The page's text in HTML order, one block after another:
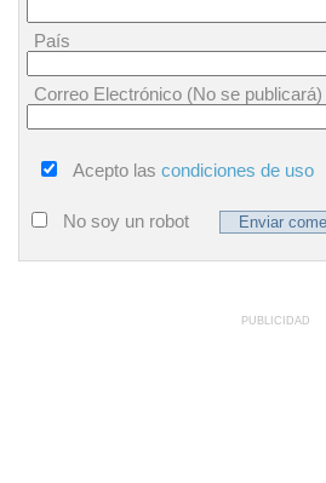
País
Correo Electrónico (No se publicará)
Acepto las condiciones de uso
No soy un robot
PUBLICIDAD